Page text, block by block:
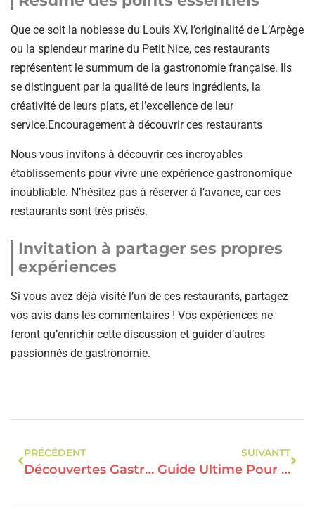
Que ce soit la noblesse du Louis XV, l’originalité de L’Arpège
ou la splendeur marine du Petit Nice, ces restaurants
représentent le summum de la gastronomie française. Ils
se distinguent par la qualité de leurs ingrédients, la
créativité de leurs plats, et l’excellence de leur
service.Encouragement à découvrir ces restaurants
Nous vous invitons à découvrir ces incroyables
établissements pour vivre une expérience gastronomique
inoubliable. N’hésitez pas à réserver à l’avance, car ces
restaurants sont très prisés.
Invitation à partager ses propres
expériences
Si vous avez déjà visité l’un de ces restaurants, partagez
vos avis dans les commentaires ! Vos expériences ne
feront qu’enrichir cette discussion et guider d’autres
passionnés de gastronomie.
PRÉCÉDENT
Découvertes Gastronomiques : Des Expériences Culinaires Uniques
SUIVANTT
Guide Ultime Pour Choisir Le Restaurant Parfait : Conseils Et Astuces En Gastronomie